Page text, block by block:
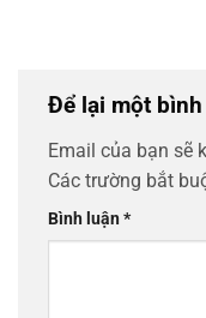
Để lại một
Email của bạn sẽ
Các trường bắt
Bình luận*